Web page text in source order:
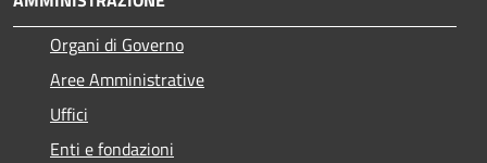
Organi di Governo
Aree Amministrative
Uffici
Enti e fondazioni